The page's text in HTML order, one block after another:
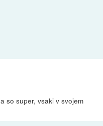
so super, vsaki v svojem